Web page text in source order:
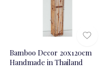
Bamboo Decor 20x120cm
Handmade in Thailand